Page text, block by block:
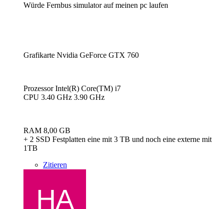
Würde Fernbus simulator auf meinen pc laufen
Grafikarte Nvidia GeForce GTX 760
Prozessor Intel(R) Core(TM) i7
CPU 3.40 GHz 3.90 GHz
RAM 8,00 GB
+ 2 SSD Festplatten eine mit 3 TB und noch eine externe mit
1TB
Zitieren